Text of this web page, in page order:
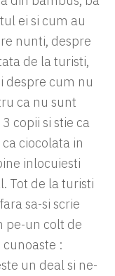
ei si cum au
nunti, despre
de la turisti,
despre cum nu
ca nu sunt
copii si stie ca
ciocolata in
inlocuiesti
Tot de la turisti
sa-si scrie
pe-un colt de
:
un deal si ne-